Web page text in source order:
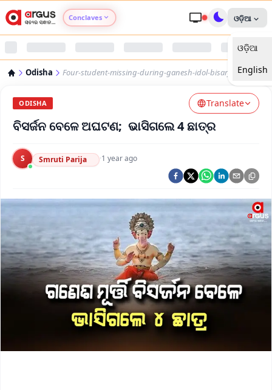
Conclaves
Argus Nari Shakti
Argus Swaad Odisha
Argus Chalo Dekhein Apna Desh
ଓଡ଼ିଆ
ଓଡ଼ିଆ
English
Odisha Four-student-missing-during-ganesh-idol-bisarjan
ODISHA Translate
ବିସର୍ଜନ ବେଳେ ଅଘଟଣ; ଭାସିଗଲେ 4 ଛାତ୍ର
S Smruti Parija ·1 year ago